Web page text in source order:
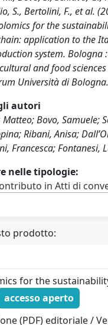
S., Bertolini, F., et al.
for the
application to the
system. Bologna
and food
Università di Bologna.
autori
Matteo; Bovo, Samuele;
Ribani, Anisa;
Francesca; Fontanesi,
nelle tipologie:
in Atti di
prodotto:
for the
accesso aperto
(PDF) editoriale /